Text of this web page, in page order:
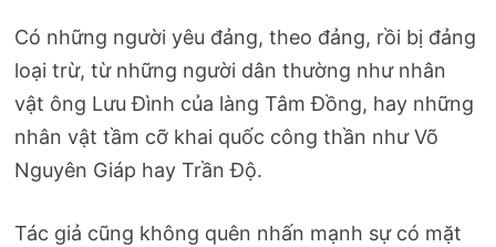
Có những người yêu đảng, theo đảng, rồi bị đảng
loại trừ, từ những người dân thường như nhân
vật ông Lưu Đình của làng Tâm Đồng, hay những
nhân vật tầm cỡ khai quốc công thần như Võ
Nguyên Giáp hay Trần Độ.
Tác giả cũng không quên nhấn mạnh sự có mặt